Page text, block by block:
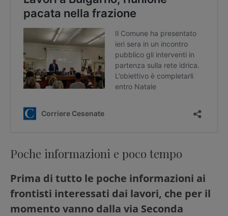
Poche informazioni e poco tempo
Prima di tutto le poche informazioni ai
frontisti interessati dai lavori, che per il
momento vanno dalla via Seconda